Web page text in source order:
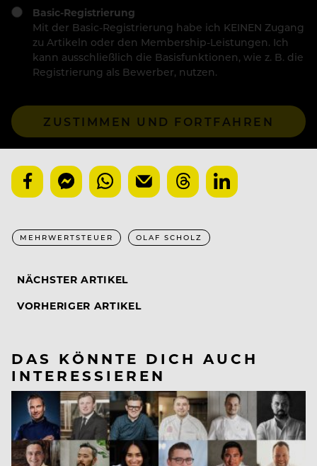
Basic-Registrierung
Mit der Basic-Registrierung habe ich KEINEN Zugang
zu Artikeln oder den Membership-Leistungen. Ich
kann ausschließlich die Basisfunktionen, wie z. B. die
Registrierung als Bewerber, nutzen.
ZUSTIMMEN UND FORTFAHREN
MEHRWERTSTEUER OLAF SCHOLZ
NÄCHSTER ARTIKEL
VORHERIGER ARTIKEL
DAS KÖNNTE DICH AUCH
INTERESSIEREN